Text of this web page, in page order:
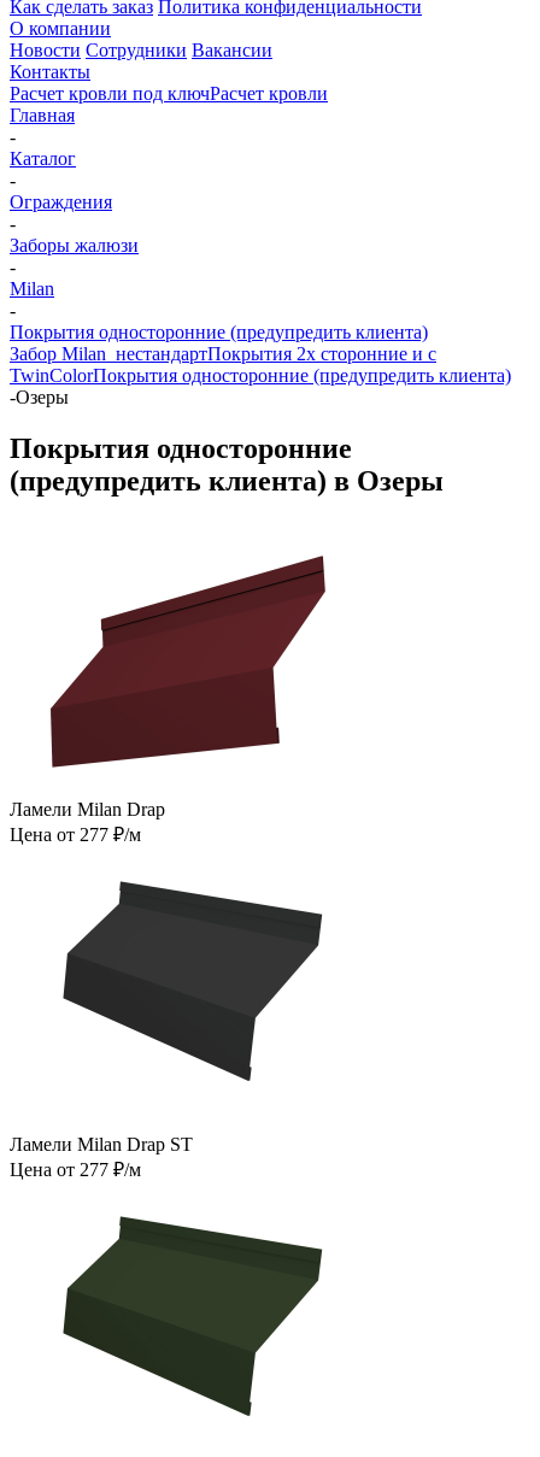
Как сделать заказ Политика конфиденциальности
О компании
Новости Сотрудники Вакансии
Контакты
Расчет кровли под ключРасчет кровли
Главная
-
Каталог
-
Ограждения
-
Заборы жалюзи
-
Milan
-
Покрытия односторонние (предупредить клиента)
Забор Milan_нестандартПокрытия 2х сторонние и с
TwinColorПокрытия односторонние (предупредить клиента)
-Озеры
Покрытия односторонние
(предупредить клиента) в Озеры
Ламели Milan Drap
Цена от 277 ₽/м
Ламели Milan Drap ST
Цена от 277 ₽/м